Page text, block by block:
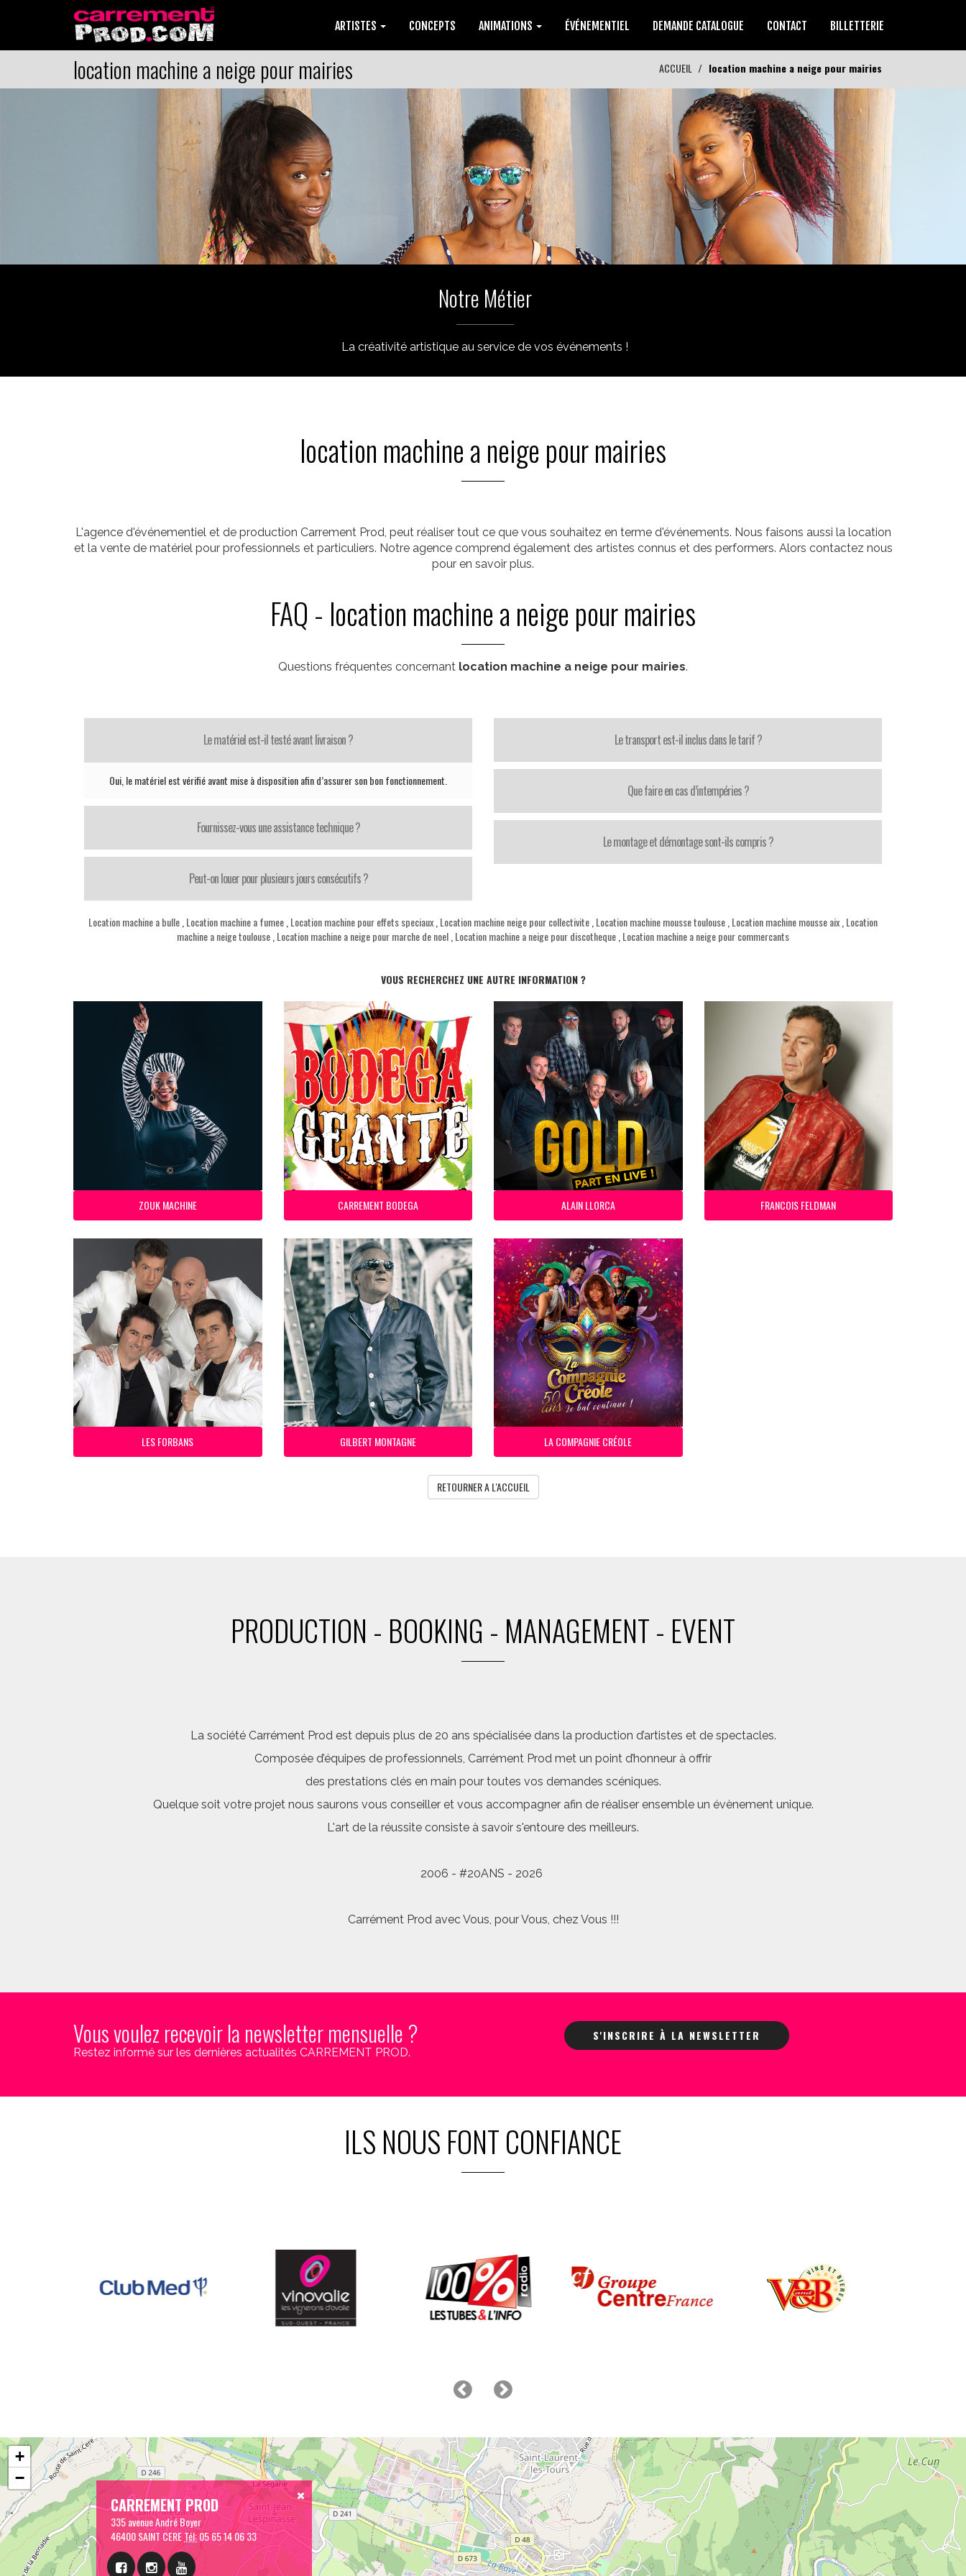
ARTISTES CONCEPTS ANIMATIONS ÉVÉNEMENTIEL DEMANDE CATALOGUE CONTACT BILLETTERIE
location machine a neige pour mairies ACCUEIL location machine a neige pour mairies
Notre Métier
La créativité artistique au service de vos événements !
location machine a neige pour mairies
L'agence d'événementiel et de production Carrement Prod, peut réaliser tout ce que vous souhaitez en terme d'événements. Nous faisons aussi la location
et la vente de matériel pour professionnels et particuliers. Notre agence comprend également des artistes connus et des performers. Alors contactez nous
pour en savoir plus.
FAQ - location machine a neige pour mairies
Questions fréquentes concernant location machine a neige pour mairies.
Le matériel est-il testé avant livraison ?
Oui, le matériel est vérifié avant mise à disposition afin d’assurer son bon fonctionnement.
Fournissez-vous une assistance technique ?
Peut-on louer pour plusieurs jours consécutifs ?
Le transport est-il inclus dans le tarif ?
Que faire en cas d’intempéries ?
Le montage et démontage sont-ils compris ?
Location machine a bulle Location machine a fumee Location machine pour effets speciaux Location machine neige pour collectivite Location machine mousse toulouse Location machine mousse aix Location
machine a neige toulouse Location machine a neige pour marche de noel Location machine a neige pour discotheque Location machine a neige pour commercants
VOUS RECHERCHEZ UNE AUTRE INFORMATION ?
ZOUK MACHINE CARREMENT BODEGA ALAIN LLORCA FRANCOIS FELDMAN
LES FORBANS GILBERT MONTAGNE LA COMPAGNIE CRÉOLE
RETOURNER A L'ACCUEIL
PRODUCTION - BOOKING - MANAGEMENT - EVENT
La société Carrément Prod est depuis plus de 20 ans spécialisée dans la production d’artistes et de spectacles.
Composée d’équipes de professionnels, Carrément Prod met un point d’honneur à offrir
des prestations clés en main pour toutes vos demandes scéniques.
Quelque soit votre projet nous saurons vous conseiller et vous accompagner afin de réaliser ensemble un évènement unique.
L'art de la réussite consiste à savoir s'entoure des meilleurs.
2006 - #20ANS - 2026
Carrément Prod avec Vous, pour Vous, chez Vous !!!
Vous voulez recevoir la newsletter mensuelle ?
Restez informé sur les dernières actualités CARREMENT PROD.
S'INSCRIRE À LA NEWSLETTER
ILS NOUS FONT CONFIANCE
CARREMENT PROD
335 avenue André Boyer
46400 SAINT CERETél:05 65 14 06 33
+
−